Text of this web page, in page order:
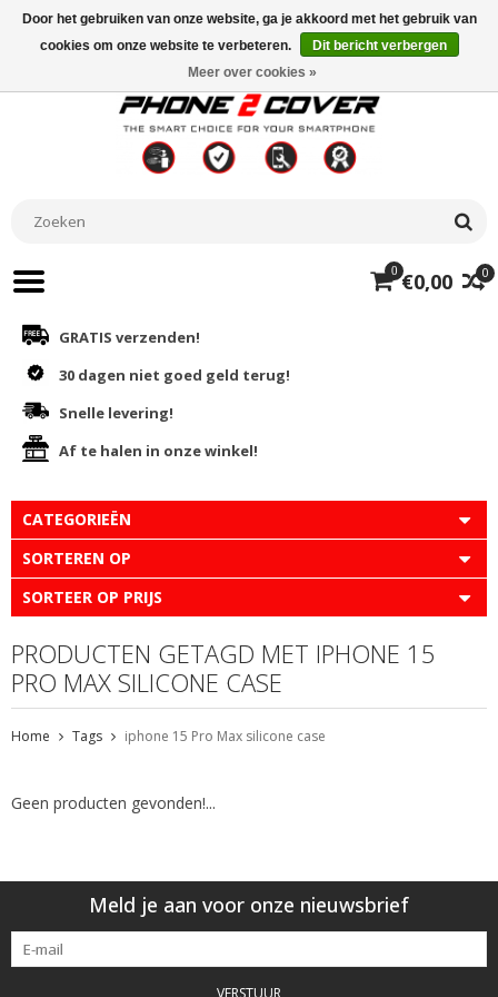
0
0 €0,00
GRATIS verzenden!
30 dagen niet goed geld terug!
Snelle levering!
Af te halen in onze winkel!
CATEGORIEËN
SORTEREN OP
SORTEER OP PRIJS
PRODUCTEN GETAGD MET IPHONE 15
PRO MAX SILICONE CASE
Home Tags iphone 15 Pro Max silicone case
Geen producten gevonden!...
Meld je aan voor onze nieuwsbrief
VERSTUUR
Door het gebruiken van onze website, ga je akkoord met het gebruik van
cookies om onze website te verbeteren.
Dit bericht verbergen
Meer over cookies »